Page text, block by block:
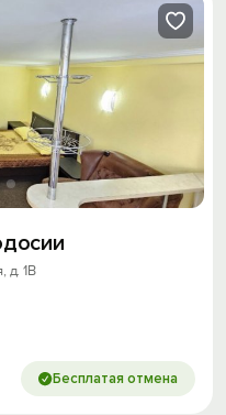
д. 1В
Бесплатая отмена